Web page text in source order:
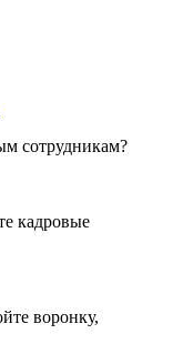
сотрудникам?
кадровые
воронку,